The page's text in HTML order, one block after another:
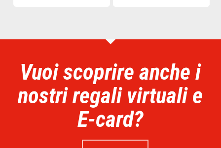
Vuoi scoprire anche i
nostri regali virtuali e
E-card?